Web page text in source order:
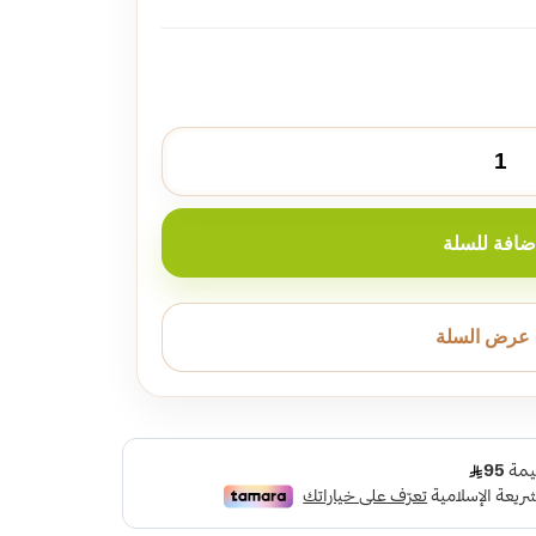
للسلة
عرض السلة